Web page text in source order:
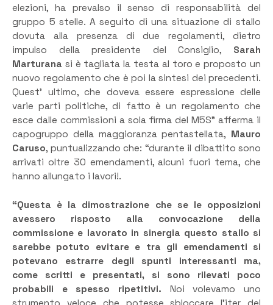
elezioni, ha prevalso il senso di responsabilità del
gruppo 5 stelle. A seguito di una situazione di stallo
dovuta alla presenza di due regolamenti, dietro
impulso della presidente del Consiglio, Sarah
Marturana si è tagliata la testa al toro e proposto un
nuovo regolamento che è poi la sintesi dei precedenti.
Quest’ ultimo, che doveva essere espressione delle
varie parti politiche, di fatto è un regolamento che
esce dalle commissioni a sola firma del M5S” afferma il
capogruppo della maggioranza pentastellata, Mauro
Caruso, puntualizzando che: “durante il dibattito sono
arrivati oltre 30 emendamenti, alcuni fuori tema, che
hanno allungato i lavori!.
“Questa è la dimostrazione che se le opposizioni
avessero risposto alla convocazione della
commissione e lavorato in sinergia questo stallo si
sarebbe potuto evitare e tra gli emendamenti si
potevano estrarre degli spunti interessanti ma,
come scritti e presentati, si sono rilevati poco
probabili e spesso ripetitivi. Noi volevamo uno